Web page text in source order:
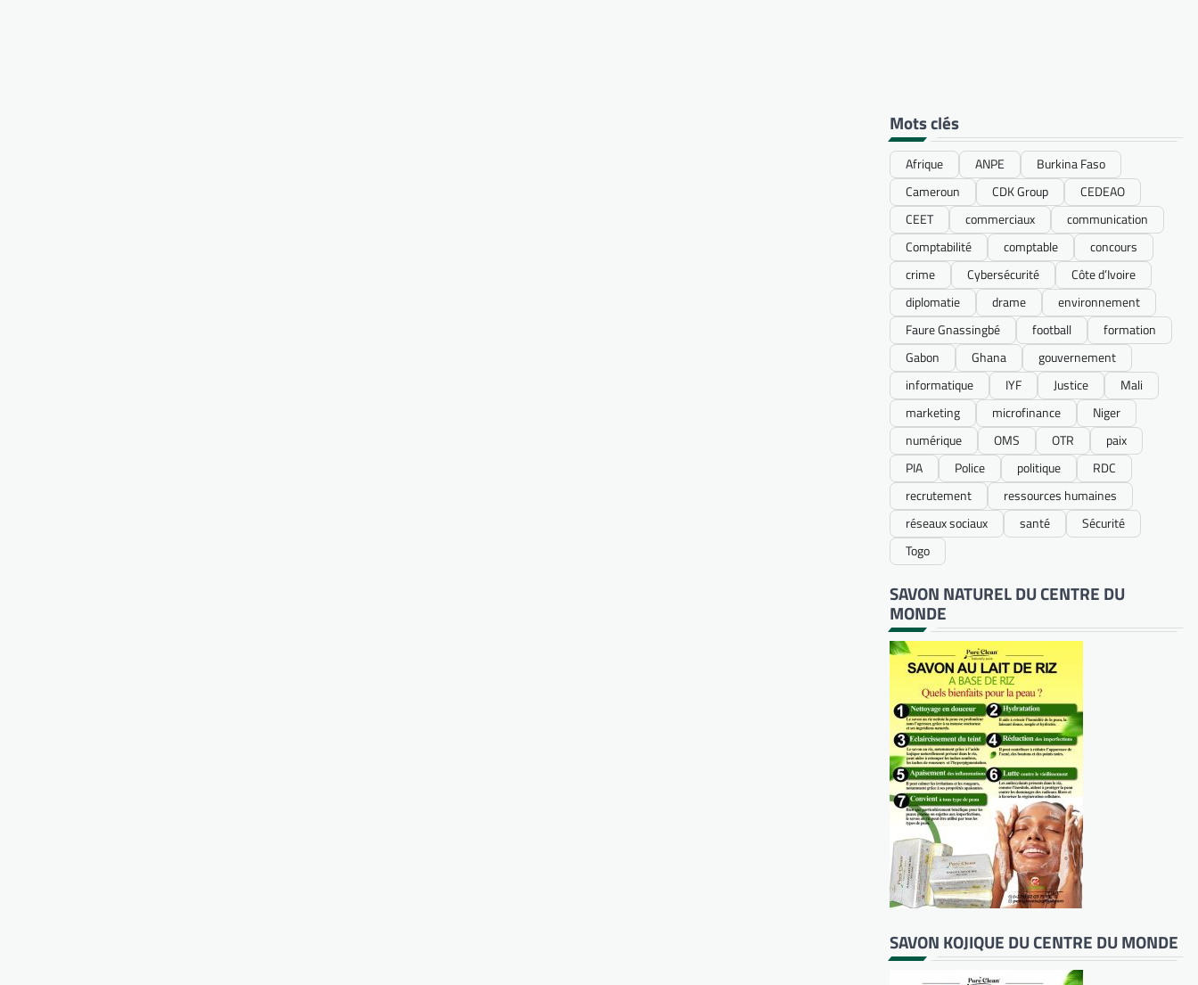
Mots clés
Afrique ANPE
Burkina Faso
Cameroun
CDK Group
CEDEAO
CEET
commerciaux
communication
Comptabilité
comptable
concours
crime
Cybersécurité
Côte d’Ivoire
diplomatie
drame
environnement
Faure Gnassingbé
football
formation
Gabon
Ghana
gouvernement
informatique
IYF Justice
Mali
marketing
microfinance
Niger
numérique
OMS OTR
paix
PIA
Police politique
RDC
recrutement
ressources humaines
réseaux sociaux
santé
Sécurité
Togo
SAVON NATUREL DU CENTRE DU
MONDE
SAVON KOJIQUE DU CENTRE DU MONDE